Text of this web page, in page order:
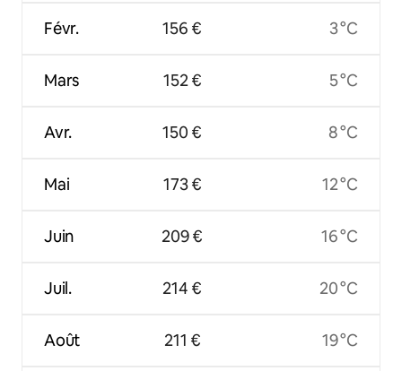
Févr.
Mars
Avr.
Mai
Juin
Juil.
Août
156 €
152 €
150 €
173 €
209 €
214 €
211 €
3 °C
5 °C
8 °C
12 °C
16 °C
20 °C
19 °C